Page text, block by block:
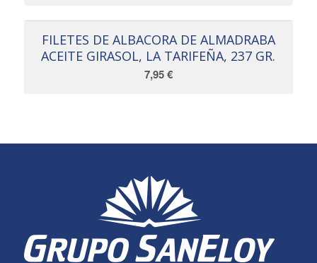
FILETES DE ALBACORA DE ALMADRABA
ACEITE GIRASOL, LA TARIFEÑA, 237 GR.
7,95€